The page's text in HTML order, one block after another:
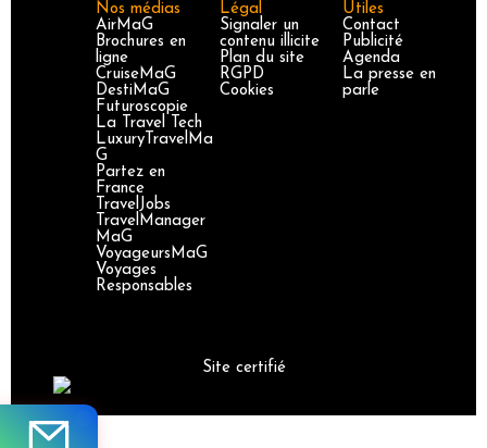
Nos médias
AirMaG
Brochures en
ligne
CruiseMaG
DestiMaG
Futuroscopie
La Travel Tech
LuxuryTravelMa
G
Partez en
France
TravelJobs
TravelManager
MaG
VoyageursMaG
Voyages
Responsables
Légal
Signaler un
contenu illicite
Plan du site
RGPD
Cookies
Utiles
Contact
Publicité
Agenda
La presse en
parle
Site certifié